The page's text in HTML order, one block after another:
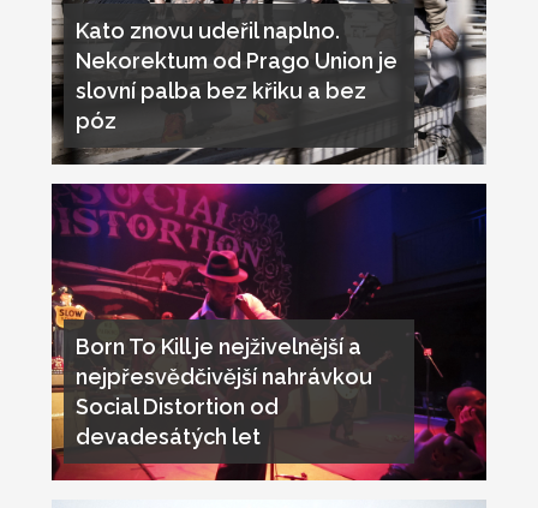
Kato znovu udeřil naplno.
Nekorektum od Prago Union je
slovní palba bez křiku a bez
póz
Born To Kill je nejživelnější a
nejpřesvědčivější nahrávkou
Social Distortion od
devadesátých let